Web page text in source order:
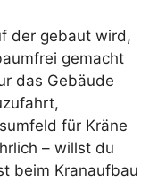
der gebaut wird,
gemacht
das Gebäude
für Kräne
– willst du
beim Kranaufbau